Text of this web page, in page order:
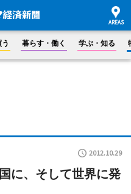
う 暮らす・働く 学ぶ・知る
2012.10.29
に、そして世界に発